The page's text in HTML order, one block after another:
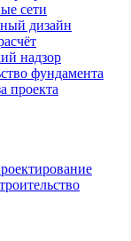
сети
дизайн
надзор
фундамента
проекта